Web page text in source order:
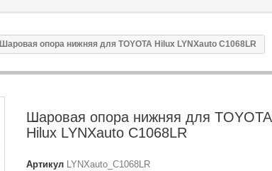
Шаровая опора нижняя для TOYOTA Hilux LYNXauto C1068LR
Шаровая опора нижняя для TOYOTA
Hilux LYNXauto C1068LR
Артикул LYNXauto_C1068LR